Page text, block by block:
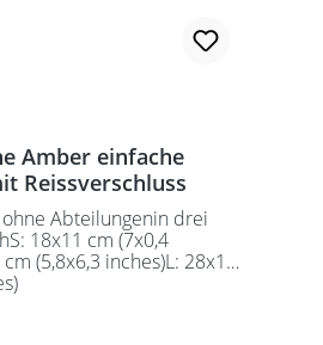
Amber einfache
Reissverschluss
Abteilungenin drei
18x11 cm (7x0,4
(5,8x6,3 inches)L: 28x18